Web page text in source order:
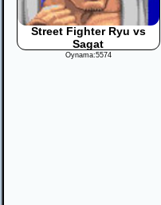
Street Fighter Ryu vs
Sagat
Oynama:5574